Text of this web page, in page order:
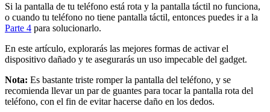
Si la pantalla de tu teléfono está rota y la pantalla táctil no funciona,
o cuando tu teléfono no tiene pantalla táctil, entonces puedes ir a la
Parte 4 para solucionarlo.
En este artículo, explorarás las mejores formas de activar el
dispositivo dañado y te asegurarás un uso impecable del gadget.
Nota: Es bastante triste romper la pantalla del teléfono, y se
recomienda llevar un par de guantes para tocar la pantalla rota del
teléfono, con el fin de evitar hacerse daño en los dedos.